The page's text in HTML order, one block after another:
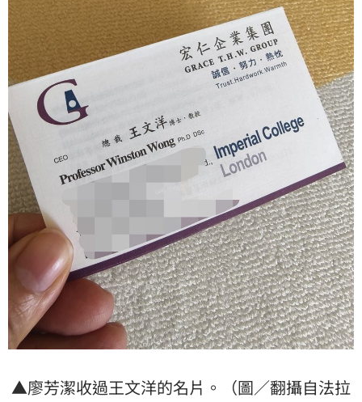
▲廖芳潔收過王文洋的名片。（圖／翻攝自法拉